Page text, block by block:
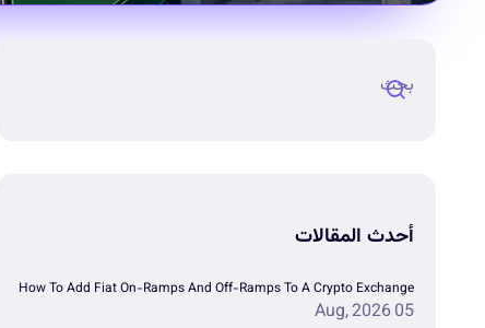
أحدث المقالات
How To Add Fiat On-Ramps And Off-Ramps To A Crypto Exchange
05 Aug, 2026